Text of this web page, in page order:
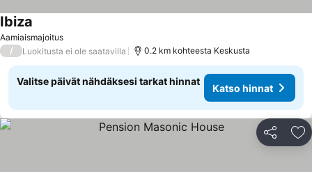
Aamiaismajoitus
Ibiza
/ Luokitusta ei ole saatavilla 0.2 km kohteesta Keskusta
Valitse päivät nähdäksesi tarkat hinnat
Katso hinnat
Jaa